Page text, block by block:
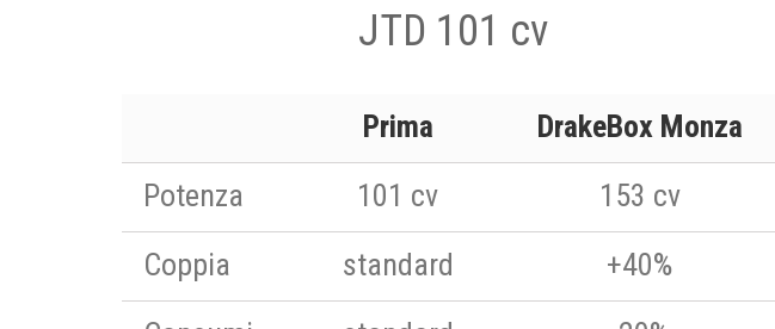
JTD 101 cv
Prima
DrakeBox Monza
Potenza
101 cv
153 cv
Coppia
standard
+40%